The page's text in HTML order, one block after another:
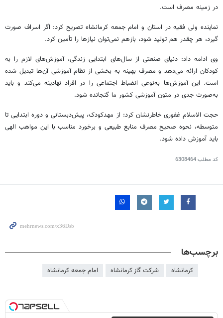
در زمینه مصرف است.
نماینده ولی فقیه در استان و امام جمعه کرمانشاه تصریح کرد: اگر اسراف صورت
گیرد، هر چقدر هم تولید شود، بازهم نمی‌توان نیازها را تأمین کرد.
وی ادامه داد: دنیای صنعتی از سال‌های ابتدایی زندگی، آموزش‌های لازم را به
کودکان ارائه می‌دهد و مصرف بهینه به بخشی از نظام آموزشی آن‌ها تبدیل شده
است. این آموزش‌ها به‌نوعی انضباط اجتماعی را در افراد نهادینه می‌کند و باید
به‌صورت جدی در متون آموزشی کشور ما گنجانده شود.
حجت الاسلام غفوری خاطرنشان کرد: از مهدکودک، پیش‌دبستانی و دوره ابتدایی تا
متوسطه، نحوه صحیح مصرف منابع طبیعی و برخورد مناسب با این مواهب الهی
باید آموزش داده شود.
کد مطلب6308464
برچسب‌ها
کرمانشاه شرکت گاز کرمانشاه امام جمعه کرمانشاه